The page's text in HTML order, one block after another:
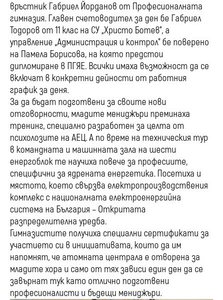
връстник Габриел Йорданов от Професионалната
гимназия. Главен счетоводител за ден бе Габриел
Тодоров от 11 клас на СУ „Христо Ботев”, а
управление „Администрация и контрол” бе поверено
на Памела Борисова, на която предстои
дипломиране в ПГЯЕ. Всички имаха възможност да се
включат в конкретни дейности от работния
график за деня.
За да бъдат подготвени за своите нови
отговорности, младите мениджъри преминаха
тренинг, специално разработен за целта от
психолозите на АЕЦ. А по време на техническия тур
в командната и машинната зала на шести
енергоблок те научиха повече за професиите,
специфични за ядрената енергетика. Посетиха и
мястото, което свързва електропроизводствения
комплекс с националната електроенергийна
система на България – Откритата
разпределителна уредба.
Гимназистите получиха специални сертификати за
участието си в инициативата, които да им
напомнят, че атомната централа е отворена за
младите хора и само от тях зависи един ден да се
завърнат тук като отлично подготвени
професионалисти и бъдещи мениджъри.